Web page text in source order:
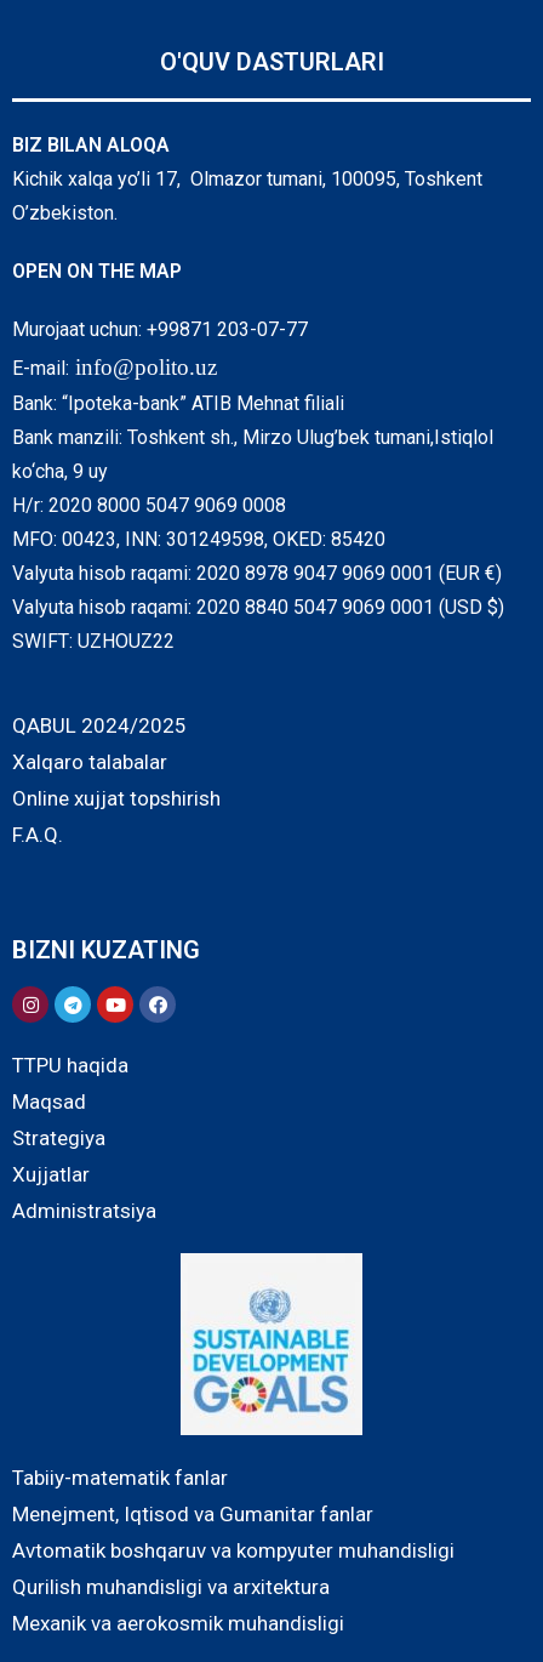
O'QUV DASTURLARI
BIZ BILAN ALOQA
Kichik xalqa yo’li 17, Olmazor tumani, 100095, Toshkent
O’zbekiston.
OPEN ON THE MAP
Murojaat uchun: +99871 203-07-77
E-mail: info@polito.uz
Bank: “Ipoteka-bank” ATIB Mehnat filiali
Bank manzili: Toshkent sh., Mirzo Ulug’bek tumani,Istiqlol
ko‘cha, 9 uy
H/r: 2020 8000 5047 9069 0008
MFO: 00423, INN: 301249598, OKED: 85420
Valyuta hisob raqami: 2020 8978 9047 9069 0001 (EUR €)
Valyuta hisob raqami: 2020 8840 5047 9069 0001 (USD $)
SWIFT: UZHOUZ22
QABUL 2024/2025
Xalqaro talabalar
Online xujjat topshirish
F.A.Q.
BIZNI KUZATING
TTPU haqida
Maqsad
Strategiya
Xujjatlar
Administratsiya
Tabiiy-matematik fanlar
Menejment, Iqtisod va Gumanitar fanlar
Avtomatik boshqaruv va kompyuter muhandisligi
Qurilish muhandisligi va arxitektura
Mexanik va aerokosmik muhandisligi